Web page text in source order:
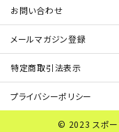
お問い合わせ
メールマガジン登録
特定商取引法表示
プライバシーポリシー
© 2023 スポー